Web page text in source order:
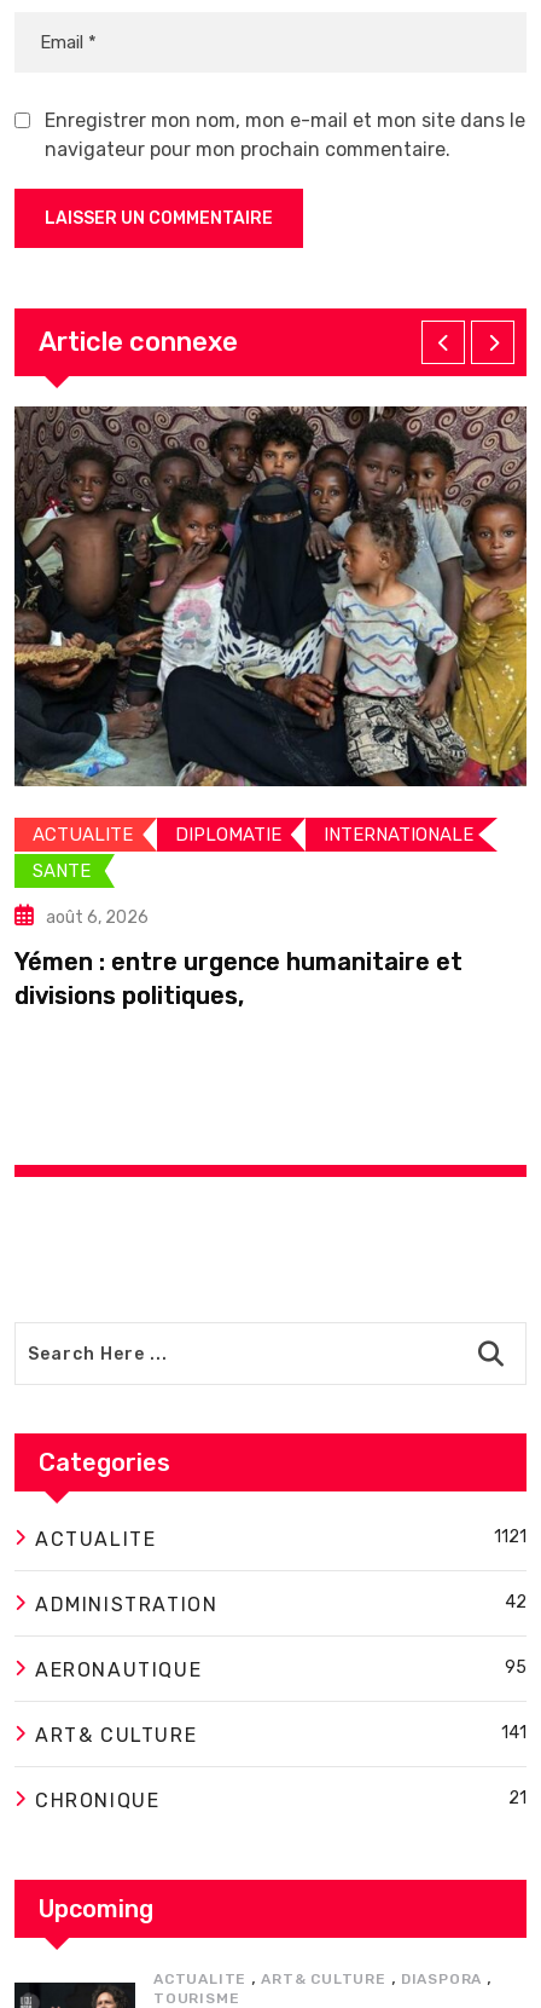
Enregistrer mon nom, mon e-mail et mon site dans le
navigateur pour mon prochain commentaire.
Article connexe
ACTUALITE DIPLOMATIE
INTERNATIONALE
SANTE
août 6, 2026
Yémen : entre urgence humanitaire et
divisions politiques,
Categories
ACTUALITE 1121
ADMINISTRATION 42
AERONAUTIQUE 95
ART& CULTURE 141
CHRONIQUE 21
Upcoming
ACTUALITE ,ART& CULTURE , DIASPORA ,
TOURISME